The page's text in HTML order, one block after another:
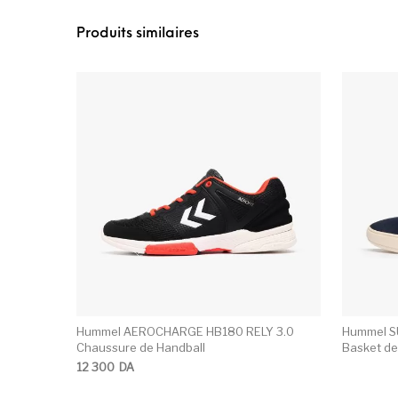
Produits similaires
Hummel AEROCHARGE HB180 RELY 3.0
Chaussure de Handball
12 300 DA
Ce produit a
Hummel
Basket